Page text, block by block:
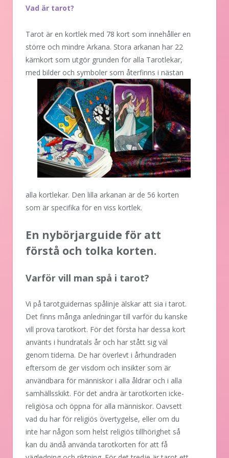
Vad är tarot?
Tarot är en kortlek med 78 kort som innehåller en
större och mindre Arkana. Stora arkanan har 22
kärnkort som utgör grunden för alla Tarotlekar,
med bilder och symboler som återfinns i nästan
alla kortlekar. Den lilla arkanan är de 56 korten
som är specifika för en viss kortlek.
En nybörjarguide för att
förstå och tolka korten.
Varför vill man spå i tarot?
Vi på tarotguidernas spålinje älskar att sia i tarot.
Det finns många anledningar till varför du kanske
vill prova tarotkort. För det första har dessa kort
använts i hundratals år och har stått sig väl
genom tiderna. De har överlevt i århundraden
eftersom de ger visdom och insikter som är
användbara för människor i alla åldrar och i alla
samhällsskikt. För det andra är tarotkorten icke-
religiösa och öppna för alla människor. Oavsett
vad du har för religiös övertygelse, eller om du
inte har någon som helst religiös tillhörighet så
kan du ändå använda tarotkorten för att få